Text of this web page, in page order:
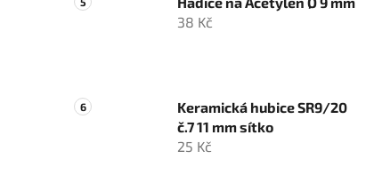
38 Kč
Keramická hubice SR9/20
č.7 11 mm sítko
25 Kč